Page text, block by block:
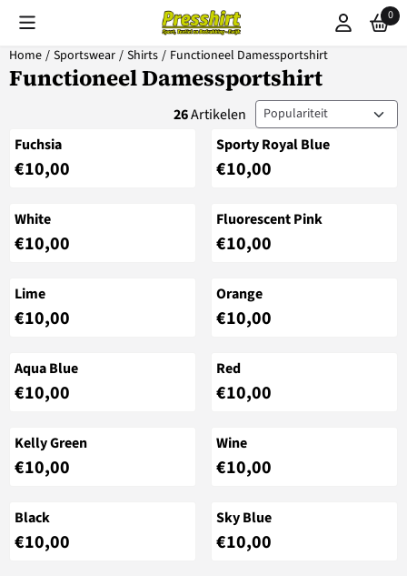
Cookievoorkeuren zijn beschikbaar. Kies instellingen of sta alle 0
Home / Sportswear / Shirts / Functioneel Damessportshirt
Functioneel Damessportshirt
26Artikelen Sorteermethode
Fuchsia
Prijs: 10,00
€10,00
Sporty Royal Blue
Prijs: 10,00
€10,00
White
Prijs: 10,00
€10,00
Fluorescent Pink
Prijs: 10,00
€10,00
Lime
Prijs: 10,00
€10,00
Orange
Prijs: 10,00
€10,00
Aqua Blue
Prijs: 10,00
€10,00
Red
Prijs: 10,00
€10,00
Kelly Green
Prijs: 10,00
€10,00
Wine
Prijs: 10,00
€10,00
Black
Prijs: 10,00
€10,00
Sky Blue
Prijs: 10,00
€10,00